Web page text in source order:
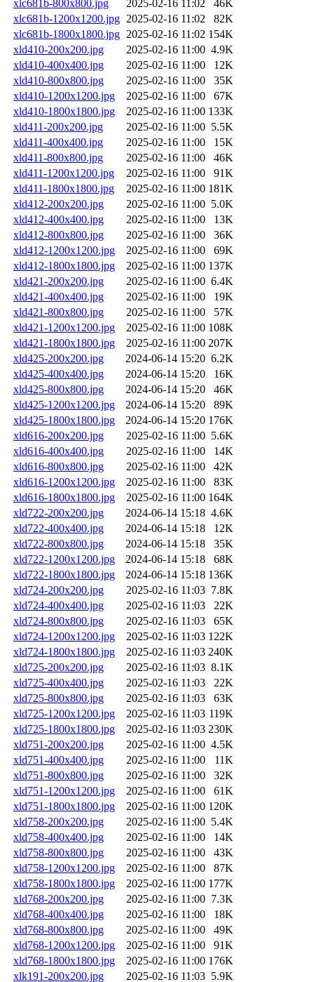
xlc681b-800x800.jpg
2025-02-16 11:02
46K
xlc681b-1200x1200.jpg 2025-02-16 11:02
82K
xlc681b-1800x1800.jpg 2025-02-16 11:02 154K
xld410-200x200.jpg
2025-02-16 11:00 4.9K
xld410-400x400.jpg
2025-02-16 11:00
12K
xld410-800x800.jpg
2025-02-16 11:00
35K
xld410-1200x1200.jpg
2025-02-16 11:00
67K
xld410-1800x1800.jpg
2025-02-16 11:00 133K
xld411-200x200.jpg
2025-02-16 11:00 5.5K
xld411-400x400.jpg
2025-02-16 11:00
15K
xld411-800x800.jpg
2025-02-16 11:00
46K
xld411-1200x1200.jpg
2025-02-16 11:00
91K
xld411-1800x1800.jpg
2025-02-16 11:00 181K
xld412-200x200.jpg
2025-02-16 11:00 5.0K
xld412-400x400.jpg
2025-02-16 11:00
13K
xld412-800x800.jpg
2025-02-16 11:00
36K
xld412-1200x1200.jpg
2025-02-16 11:00
69K
xld412-1800x1800.jpg
2025-02-16 11:00 137K
xld421-200x200.jpg
2025-02-16 11:00 6.4K
xld421-400x400.jpg
2025-02-16 11:00
19K
xld421-800x800.jpg
2025-02-16 11:00
57K
xld421-1200x1200.jpg
2025-02-16 11:00 108K
xld421-1800x1800.jpg
2025-02-16 11:00 207K
xld425-200x200.jpg
2024-06-14 15:20 6.2K
xld425-400x400.jpg
2024-06-14 15:20
16K
xld425-800x800.jpg
2024-06-14 15:20
46K
xld425-1200x1200.jpg
2024-06-14 15:20
89K
xld425-1800x1800.jpg
2024-06-14 15:20 176K
xld616-200x200.jpg
2025-02-16 11:00 5.6K
xld616-400x400.jpg
2025-02-16 11:00
14K
xld616-800x800.jpg
2025-02-16 11:00
42K
xld616-1200x1200.jpg
2025-02-16 11:00
83K
xld616-1800x1800.jpg
2025-02-16 11:00 164K
xld722-200x200.jpg
2024-06-14 15:18 4.6K
xld722-400x400.jpg
2024-06-14 15:18
12K
xld722-800x800.jpg
2024-06-14 15:18
35K
xld722-1200x1200.jpg
2024-06-14 15:18
68K
xld722-1800x1800.jpg
2024-06-14 15:18 136K
xld724-200x200.jpg
2025-02-16 11:03 7.8K
xld724-400x400.jpg
2025-02-16 11:03
22K
xld724-800x800.jpg
2025-02-16 11:03
65K
xld724-1200x1200.jpg
2025-02-16 11:03 122K
xld724-1800x1800.jpg
2025-02-16 11:03 240K
xld725-200x200.jpg
2025-02-16 11:03 8.1K
xld725-400x400.jpg
2025-02-16 11:03
22K
xld725-800x800.jpg
2025-02-16 11:03
63K
xld725-1200x1200.jpg
2025-02-16 11:03 119K
xld725-1800x1800.jpg
2025-02-16 11:03 230K
xld751-200x200.jpg
2025-02-16 11:00 4.5K
xld751-400x400.jpg
2025-02-16 11:00
11K
xld751-800x800.jpg
2025-02-16 11:00
32K
xld751-1200x1200.jpg
2025-02-16 11:00
61K
xld751-1800x1800.jpg
2025-02-16 11:00 120K
xld758-200x200.jpg
2025-02-16 11:00 5.4K
xld758-400x400.jpg
2025-02-16 11:00
14K
xld758-800x800.jpg
2025-02-16 11:00
43K
xld758-1200x1200.jpg
2025-02-16 11:00
87K
xld758-1800x1800.jpg
2025-02-16 11:00 177K
xld768-200x200.jpg
2025-02-16 11:00 7.3K
xld768-400x400.jpg
2025-02-16 11:00
18K
xld768-800x800.jpg
2025-02-16 11:00
49K
xld768-1200x1200.jpg
2025-02-16 11:00
91K
xld768-1800x1800.jpg
2025-02-16 11:00 176K
xlk191-200x200.jpg
2025-02-16 11:03 5.9K